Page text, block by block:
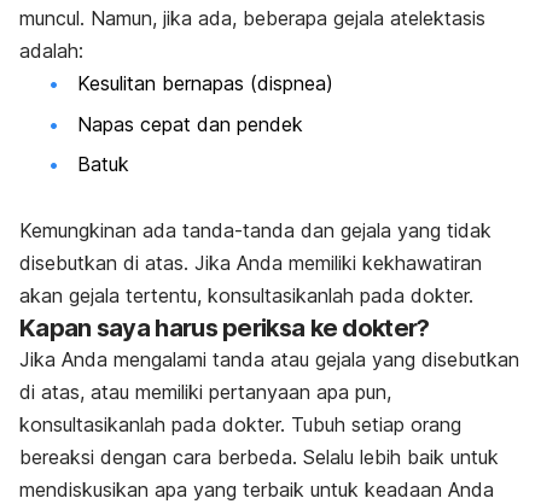
muncul. Namun, jika ada, beberapa gejala atelektasis
adalah:
Kesulitan bernapas (dispnea)
Napas cepat dan pendek
Batuk
Kemungkinan ada tanda-tanda dan gejala yang tidak
disebutkan di atas. Jika Anda memiliki kekhawatiran
akan gejala tertentu, konsultasikanlah pada dokter.
Kapan saya harus periksa ke dokter?
Jika Anda mengalami tanda atau gejala yang disebutkan
di atas, atau memiliki pertanyaan apa pun,
konsultasikanlah pada dokter. Tubuh setiap orang
bereaksi dengan cara berbeda. Selalu lebih baik untuk
mendiskusikan apa yang terbaik untuk keadaan Anda